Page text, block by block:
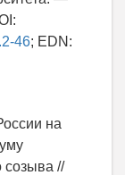
46; EDN:
на
созыва //